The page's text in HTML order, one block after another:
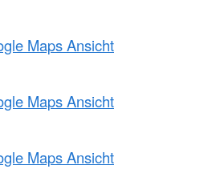
Maps Ansicht
Maps Ansicht
Maps Ansicht